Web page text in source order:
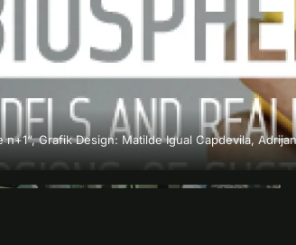
n+1“, Grafik Design: Matilde Igual Capdevila,